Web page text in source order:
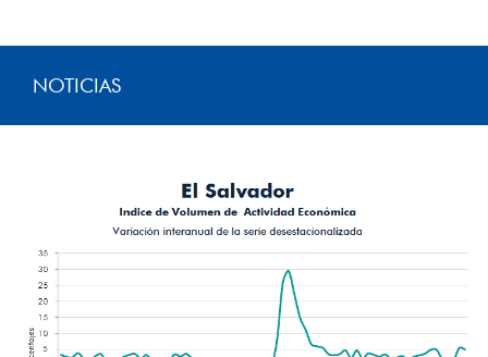
NOTICIAS